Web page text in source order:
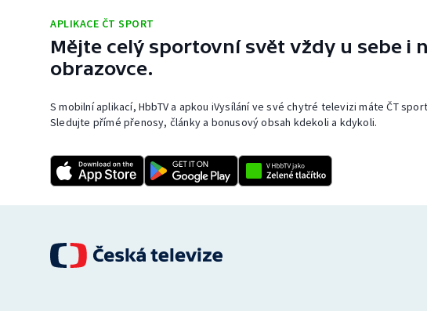
APLIKACE ČT SPORT
Mějte celý sportovní svět vždy u sebe i
obrazovce.
S mobilní aplikací, HbbTV a apkou iVysílání ve své chytré televizi máte ČT
Sledujte přímé přenosy, články a bonusový obsah kdekoli a kdykoli.